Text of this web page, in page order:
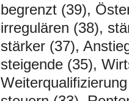
begrenzt (39),
irregulären (38),
stärker (37),
steigende (35),